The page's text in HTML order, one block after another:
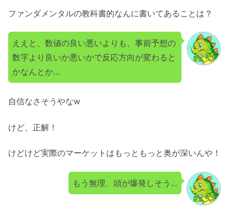
ファンダメンタルの教科書的なんに書いてあることは？
ええと、数値の良い悪いよりも、事前予想の
数字より良いか悪いかで反応方向が変わると
かなんとか…
自信なさそうやなw
けど、正解！
けどけど実際のマーケットはもっともっと奥が深いんや！
もう無理、頭が爆発しそう…